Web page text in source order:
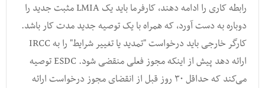
رابطه کاری را ادامه دهند، کارفرما باید یک LMIA مثبت جدید را
دوباره به دست آورد، که همراه با یک توصیه جدید مدت کار باشد.
کارگر خارجی باید درخواست "تمدید یا تغییر شرایط" را به IRCC
ارائه دهد پیش از اینکه مجوز فعلی منقضی شود. ESDC توصیه
می‌کند که حداقل ۳۰ روز قبل از انقضای مجوز درخواست ارائه